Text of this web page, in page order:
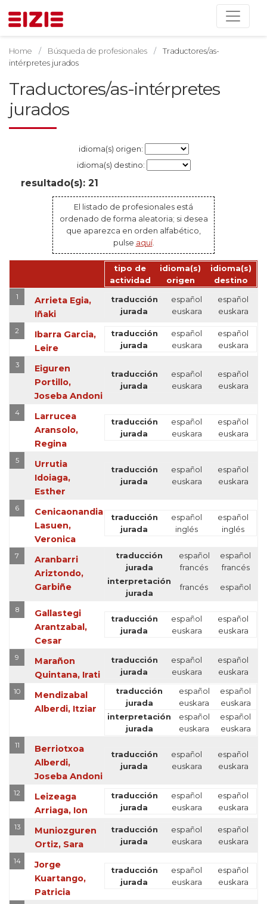
Home Búsqueda de profesionales
Traductores/as-
intérpretes jurados
Traductores/as-intérpretes
jurados
idioma(s) origen:
idioma(s) destino:
resultado(s): 21
El listado de profesionales está
ordenado de forma aleatoria; si desea
que aparezca en orden alfabético,
pulse aquí.
tipo de
actividad
idioma(s)
origen
idioma(s)
destino
1
Arrieta Egia,
Iñaki
traducción
jurada
español
euskara
español
euskara
2
Ibarra Garcia,
Leire
traducción
jurada
español
euskara
español
euskara
3
Eiguren
Portillo,
Joseba Andoni
traducción
jurada
español
euskara
español
euskara
4
Larrucea
Aransolo,
Regina
traducción
jurada
español
euskara
español
euskara
5
Urrutia
Idoiaga,
Esther
traducción
jurada
español
euskara
español
euskara
6
Cenicaonandia
Lasuen,
Veronica
traducción
jurada
español
inglés
español
inglés
7
Aranbarri
Ariztondo,
Garbiñe
traducción
jurada
español
francés
español
francés
interpretación
jurada
francés español
8
Gallastegi
Arantzabal,
Cesar
traducción
jurada
español
euskara
español
euskara
9
Marañon
Quintana, Irati
traducción
jurada
español
euskara
español
euskara
10
Mendizabal
Alberdi, Itziar
traducción
jurada
español
euskara
español
euskara
interpretación
jurada
español
euskara
español
euskara
11
Berriotxoa
Alberdi,
Joseba Andoni
traducción
jurada
español
euskara
español
euskara
12
Leizeaga
Arriaga, Ion
traducción
jurada
español
euskara
español
euskara
13
Muniozguren
Ortiz, Sara
traducción
jurada
español
euskara
español
euskara
14
Jorge
Kuartango,
Patricia
traducción
jurada
español
euskara
español
euskara